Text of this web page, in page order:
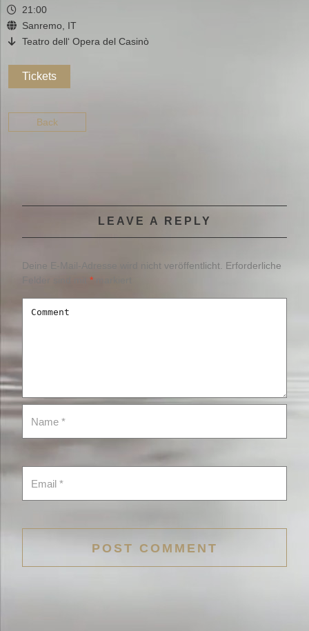
21:00
Sanremo, IT
Teatro dell‘ Opera del Casinò
Tickets
Back
LEAVE A REPLY
Deine E-Mail-Adresse wird nicht veröffentlicht. Erforderliche
*